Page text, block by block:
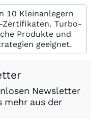
10 Kleinanlegern
Zertifikaten. Turbo-
Produkte und
geeignet.
Newsletter
mehr aus der